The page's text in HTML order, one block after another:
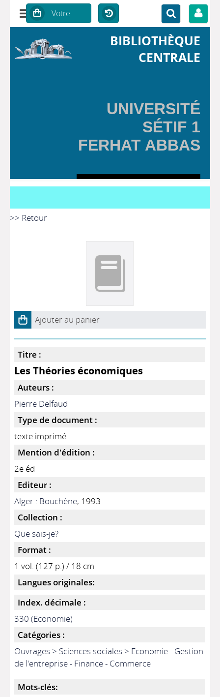
BIBLIOTHÈQUE
CENTRALE
UNIVERSITÉ
SÉTIF 1
FERHAT ABBAS
>> Retour
Ajouter au panier
Titre :
Les Théories économiques
Auteurs :
Pierre Delfaud
Type de document :
texte imprimé
Mention d'édition :
2e éd
Editeur :
Alger : Bouchène, 1993
Collection :
Que sais-je?
Format :
1 vol. (127 p.) / 18 cm
Langues originales:
Index. décimale :
330 (Economie)
Catégories :
Ouvrages > Sciences sociales > Economie - Gestion
de l'entreprise - Finance - Commerce
Mots-clés: